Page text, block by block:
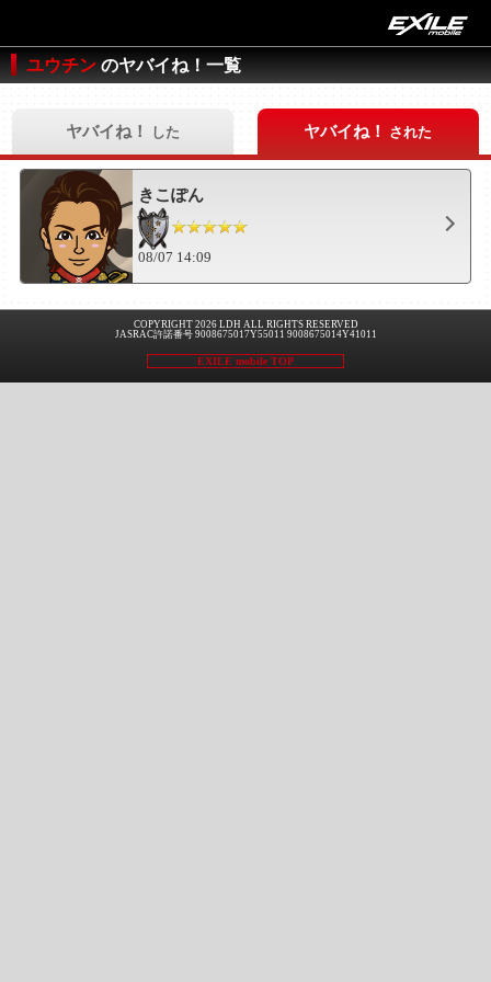
ユウチン のヤバイね！一覧
ヤバイね！ した ヤバイね！ された
きこぽん
08/07 14:09
COPYRIGHT 2026 LDH ALL RIGHTS RESERVED
JASRAC許諾番号 9008675017Y55011 9008675014Y41011
EXILE mobile TOP